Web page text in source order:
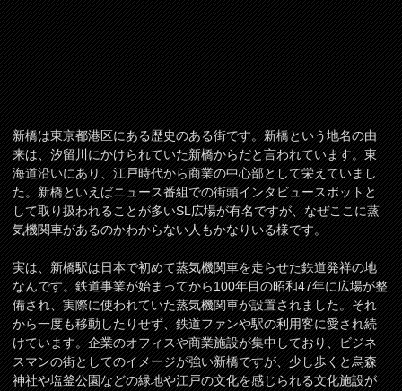
新橋は東京都港区にある歴史のある街です。新橋という地名の由
来は、汐留川にかけられていた新橋からだと言われています。東
海道沿いにあり、江戸時代から商業の中心部として栄えていまし
た。新橋といえばニュース番組での街頭インタビュースポットと
して取り扱われることが多いSL広場が有名ですが、なぜここに蒸
気機関車があるのかわからない人もかなりいる様です。
実は、新橋駅は日本で初めて蒸気機関車を走らせた鉄道発祥の地
なんです。鉄道事業が始まってから100年目の昭和47年に広場が整
備され、実際に使われていた蒸気機関車が設置されました。それ
から一度も移動したりせず、鉄道ファンや駅の利用客に愛され続
けています。企業のオフィスや商業施設が集中しており、ビジネ
スマンの街としてのイメージが強い新橋ですが、少し歩くと烏森
神社や塩釜公園などの緑地や江戸の文化を感じられる文化施設が